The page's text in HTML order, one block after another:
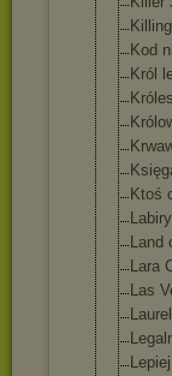
Kod
Król
Ktoś
Land
Lara
Las